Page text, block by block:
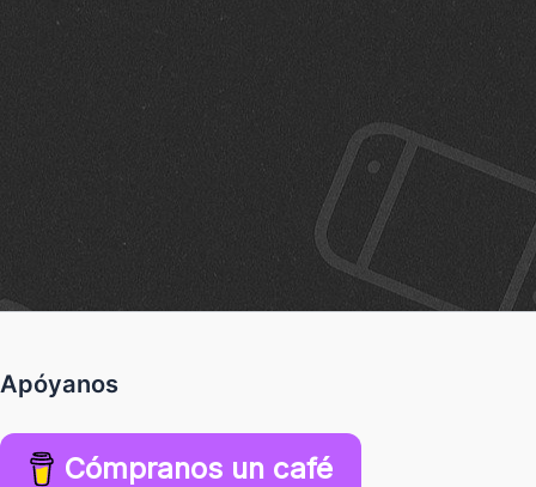
Apóyanos
Cómpranos un café